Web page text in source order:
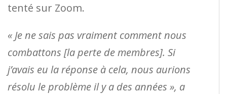
tenté sur Zoom.
« Je ne sais pas vraiment comment nous
combattons [la perte de membres]. Si
j’avais eu la réponse à cela, nous aurions
résolu le problème il y a des années », a